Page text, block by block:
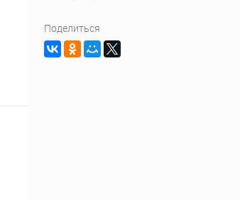
Поделиться